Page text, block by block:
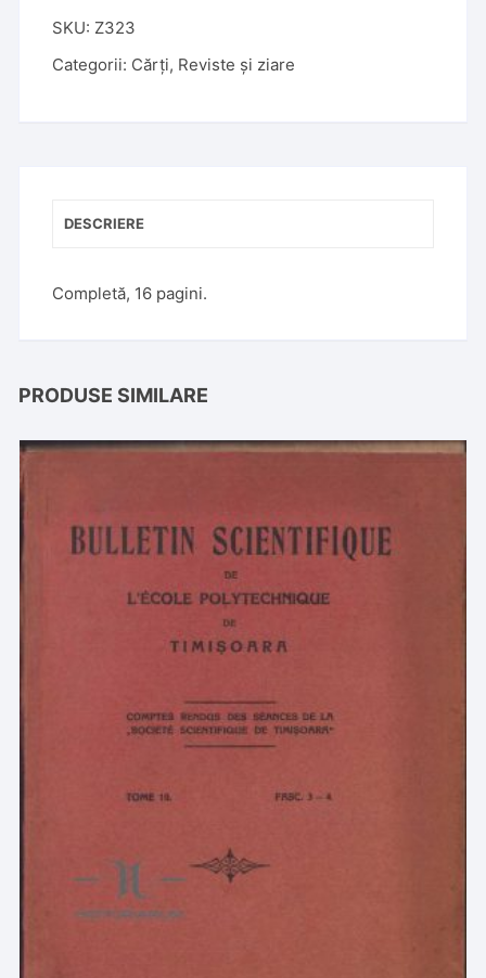
SKU: Z323
Categorii: Cărți, Reviste și ziare
DESCRIERE
Completă, 16 pagini.
PRODUSE SIMILARE